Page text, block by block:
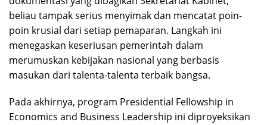
beliau tampak serius menyimak dan mencatat poin-
poin krusial dari setiap pemaparan. Langkah ini
menegaskan keseriusan pemerintah dalam
merumuskan kebijakan nasional yang berbasis
masukan dari talenta-talenta terbaik bangsa.
Pada akhirnya, program Presidential Fellowship in
Economics and Business Leadership ini diproyeksikan